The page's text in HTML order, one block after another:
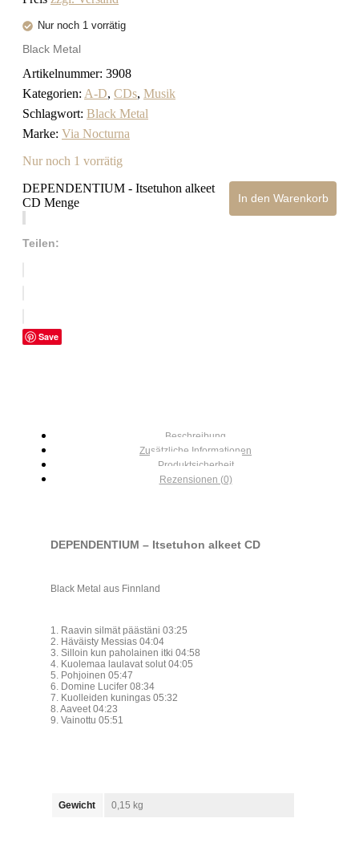
Nur noch 1 vorrätig
Black Metal
Artikelnummer: 3908
Kategorien: A-D, CDs, Musik
Schlagwort: Black Metal
Marke: Via Nocturna
Nur noch 1 vorrätig
DEPENDENTIUM - Itsetuhon alkeet
CD Menge
In den Warenkorb
Teilen:
Save
Beschreibung
Zusätzliche Informationen
Produktsicherheit
Rezensionen (0)
DEPENDENTIUM – Itsetuhon alkeet CD
Black Metal aus Finnland
1. Raavin silmät päästäni 03:25
2. Häväisty Messias 04:04
3. Silloin kun paholainen itki 04:58
4. Kuolemaa laulavat solut 04:05
5. Pohjoinen 05:47
6. Domine Lucifer 08:34
7. Kuolleiden kuningas 05:32
8. Aaveet 04:23
9. Vainottu 05:51
Gewicht 0,15 kg